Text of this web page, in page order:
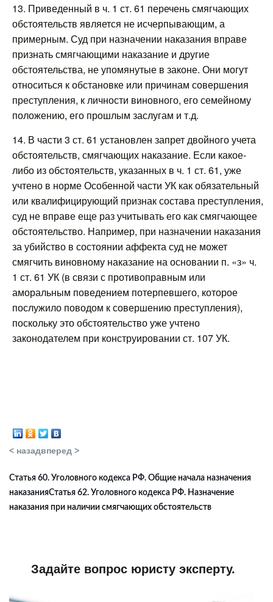
13. Приведенный в ч. 1 ст. 61 перечень смягчающих
обстоятельств является не исчерпывающим, а
примерным. Суд при назначении наказания вправе
признать смягчающими наказание и другие
обстоятельства, не упомянутые в законе. Они могут
относиться к обстановке или причинам совершения
преступления, к личности виновного, его семейному
положению, его прошлым заслугам и т.д.
14. В части 3 ст. 61 установлен запрет двойного учета
обстоятельств, смягчающих наказание. Если какое-
либо из обстоятельств, указанных в ч. 1 ст. 61, уже
учтено в норме Особенной части УК как обязательный
или квалифицирующий признак состава преступления,
суд не вправе еще раз учитывать его как смягчающее
обстоятельство. Например, при назначении наказания
за убийство в состоянии аффекта суд не может
смягчить виновному наказание на основании п. «з» ч.
1 ст. 61 УК (в связи с противоправным или
аморальным поведением потерпевшего, которое
послужило поводом к совершению преступления),
поскольку это обстоятельство уже учтено
законодателем при конструировании ст. 107 УК.
< назадвперед >
Статья 60. Уголовного кодекса РФ. Общие начала назначения
наказанияСтатья 62. Уголовного кодекса РФ. Назначение
наказания при наличии смягчающих обстоятельств
Задайте вопрос юристу эксперту.